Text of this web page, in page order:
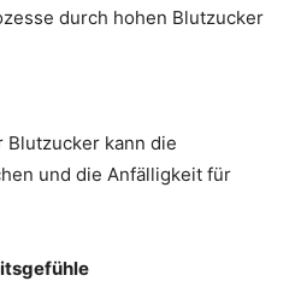
durch hohen Blutzucker
Blutzucker kann die
und die Anfälligkeit für